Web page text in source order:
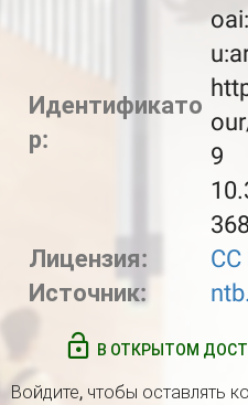
Идентификато
р:
9
Лицензия:
CC
Источник:
В ОТКРЫТОМ
Войдите, чтобы оставлять